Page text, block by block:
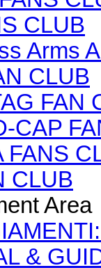
CLUB
Arms
CLUB
FAN
CAP
FANS
CLUB
Area
&